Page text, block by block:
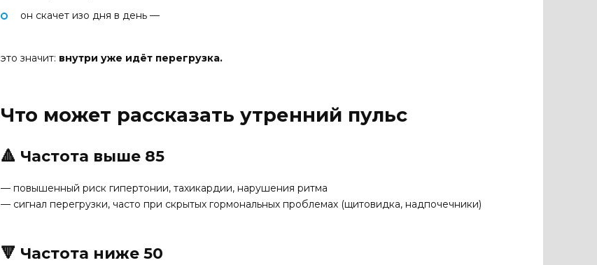
он скачет изо дня в день —
это значит: внутри уже идёт перегрузка.
Что может рассказать утренний пульс
🔺 Частота выше 85
— повышенный риск гипертонии, тахикардии, нарушения ритма
— сигнал перегрузки, часто при скрытых гормональных проблемах (щитовидка, надпочечники)
🔻 Частота ниже 50